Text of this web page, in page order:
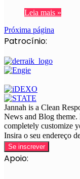
Leia mais »
Próxima página
Patrocínio:
Jannah is a Clean
News and Blog
completely customize
Insira o seu endereço
Apoio: